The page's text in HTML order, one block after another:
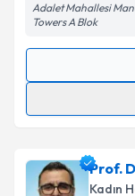
Adalet Mahallesi
Towers A Blok
Randevu
takvimProf.
Kadın